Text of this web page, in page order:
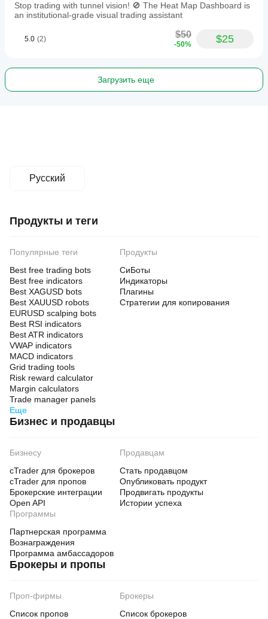
Stop trading with tunnel vision! 🚫 The Heat Map Dashboard is
an institutional-grade visual trading assistant
5.0 (2) $50
-50% $25
Загрузить еще
Русский
Продукты и теги
Популярные теги
Best free trading bots
Best free indicators
Best XAGUSD bots
Best XAUUSD robots
EURUSD scalping bots
Best RSI indicators
Best ATR indicators
VWAP indicators
MACD indicators
Grid trading tools
Risk reward calculator
Margin calculators
Trade manager panels
Еще
Продукты
СиБоты
Индикаторы
Плагины
Стратегии для копирования
Бизнес и продавцы
Бизнесу
cTrader для брокеров
cTrader для пропов
Брокерские интеграции
Open API
Продавцам
Стать продавцом
Опубликовать продукт
Продвигать продукты
Истории успеха
Программы
Партнерская программа
Вознаграждения
Программа амбассадоров
Брокеры и пропы
Проп-фирмы
Список пропов
Брокеры
Список брокеров